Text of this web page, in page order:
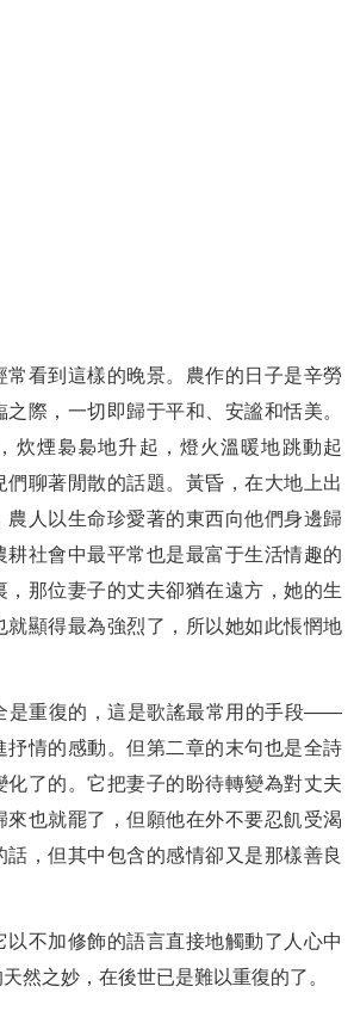
常看到這樣的晚景。農作的日子是辛勞
際，一切即歸于平和、安謐和恬美。
炊煙裊裊地升起，燈火溫暖地跳動起
們聊著閒散的話題。黃昏，在大地上出
農人以生命珍愛著的東西向他們身邊歸
耕社會中最平常也是最富于生活情趣的
，那位妻子的丈夫卻猶在遠方，她的生
就顯得最為強烈了，所以她如此悵惘地
是重復的，這是歌謠最常用的手段——
抒情的感動。但第二章的末句也是全詩
化了的。它把妻子的盼待轉變為對丈夫
來也就罷了，但願他在外不要忍飢受渴
話，但其中包含的感情卻又是那樣善良
以不加修飾的語言直接地觸動了人心中
然之妙，在後世已是難以重復的了。